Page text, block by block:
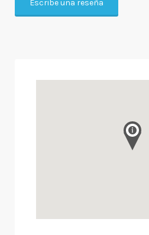
Escribe una reseña